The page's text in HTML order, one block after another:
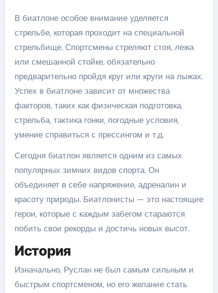
В биатлоне особое внимание уделяется
стрельбе, которая проходит на специальной
стрельбище. Спортсмены стреляют стоя, лежа
или смешанной стойке, обязательно
предварительно пройдя круг или круги на лыжах.
Успех в биатлоне зависит от множества
факторов, таких как физическая подготовка,
стрельба, тактика гонки, погодные условия,
умение справиться с прессингом и т.д.
Сегодня биатлон является одним из самых
популярных зимних видов спорта. Он
объединяет в себе напряжение, адреналин и
красоту природы. Биатлонисты — это настоящие
герои, которые с каждым забегом стараются
побить свои рекорды и достичь новых высот.
История
Изначально, Руслан не был самым сильным и
быстрым спортсменом, но его желание стать